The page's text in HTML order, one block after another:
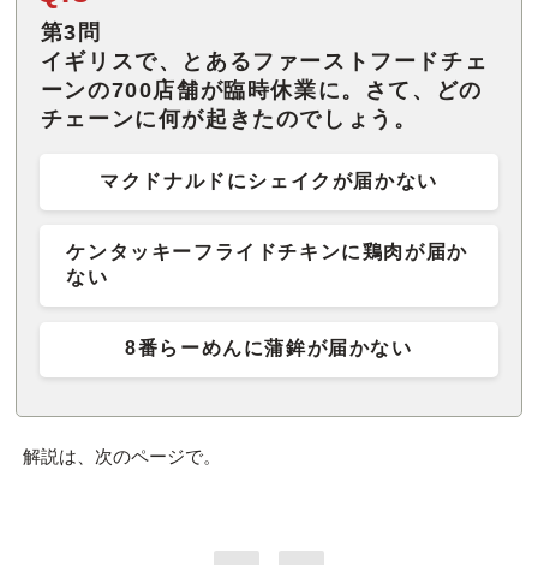
第3問
イギリスで、とあるファーストフードチェ
ーンの700店舗が臨時休業に。さて、どの
チェーンに何が起きたのでしょう。
マクドナルドにシェイクが届かない
ケンタッキーフライドチキンに鶏肉が届か
ない
8番らーめんに蒲鉾が届かない
解説は、次のページで。